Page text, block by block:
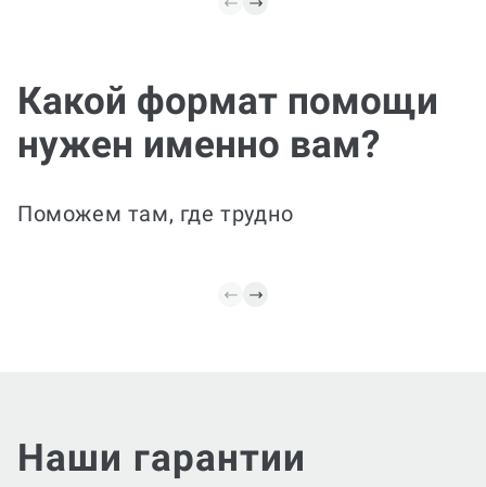
Какой формат помощи
нужен именно вам?
Поможем там, где трудно
Сформируем тему и цель, план статьи,
черновик, редактируем стиль и
структуру под требования журнала,
аннотацию и ключевые слова.
Наши гарантии